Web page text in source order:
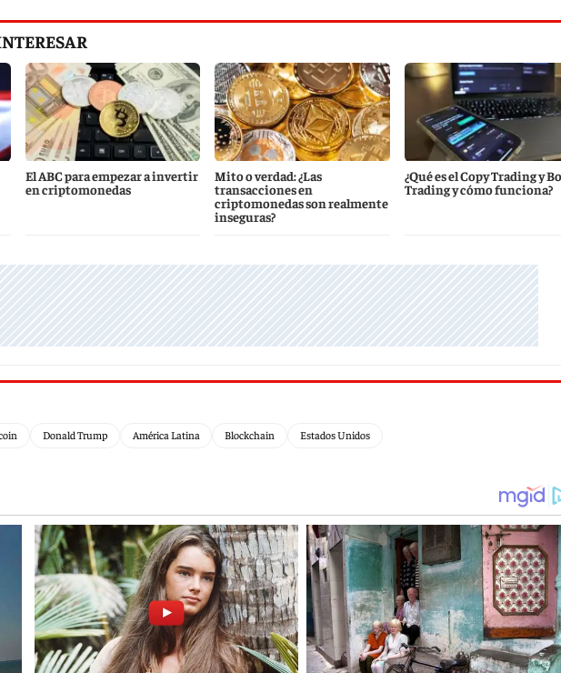
El ABC para empezar a invertir
en criptomonedas
Mito o verdad: ¿Las
transacciones en
criptomonedas son realmente
inseguras?
¿Qué es el Copy Trading y
Trading y cómo funciona?
Donald Trump América Latina Blockchain Estados Unidos